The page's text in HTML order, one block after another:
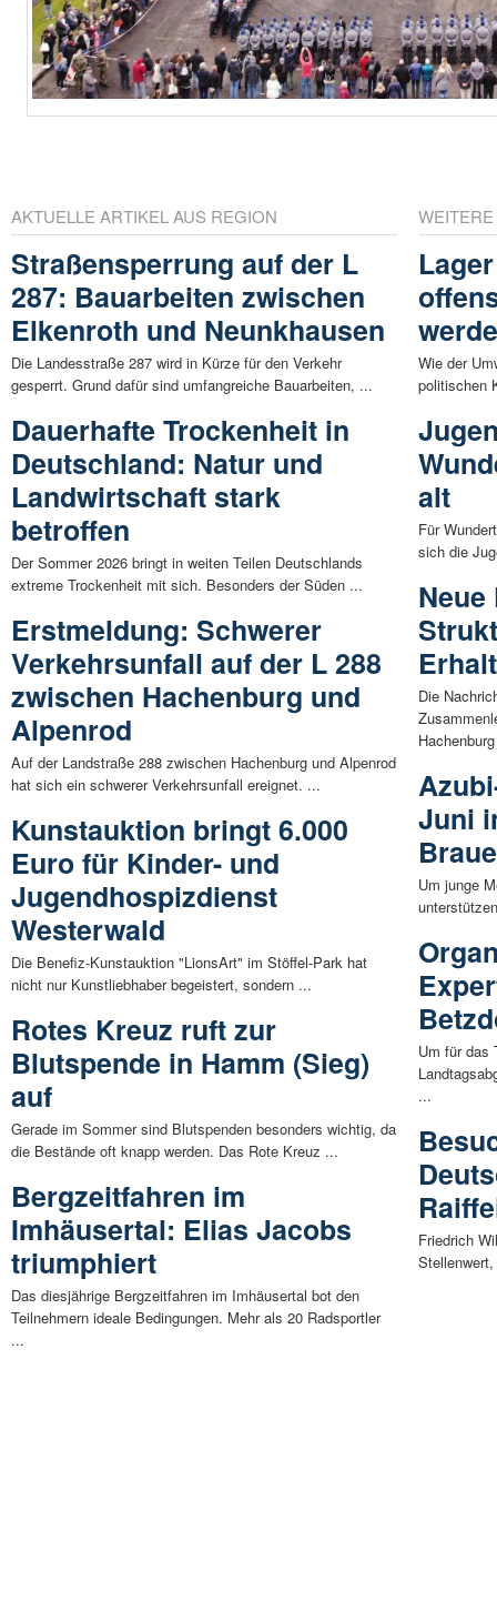
AKTUELLE ARTIKEL AUS REGION
Straßensperrung auf der L
287: Bauarbeiten zwischen
Elkenroth und Neunkhausen
Die Landesstraße 287 wird in Kürze für den Verkehr
gesperrt. Grund dafür sind umfangreiche Bauarbeiten, ...
Dauerhafte Trockenheit in
Deutschland: Natur und
Landwirtschaft stark
betroffen
Der Sommer 2026 bringt in weiten Teilen Deutschlands
extreme Trockenheit mit sich. Besonders der Süden ...
Erstmeldung: Schwerer
Verkehrsunfall auf der L 288
zwischen Hachenburg und
Alpenrod
Auf der Landstraße 288 zwischen Hachenburg und Alpenrod
hat sich ein schwerer Verkehrsunfall ereignet. ...
Kunstauktion bringt 6.000
Euro für Kinder- und
Jugendhospizdienst
Westerwald
Die Benefiz-Kunstauktion "LionsArt" im Stöffel-Park hat
nicht nur Kunstliebhaber begeistert, sondern ...
Rotes Kreuz ruft zur
Blutspende in Hamm (Sieg)
auf
Gerade im Sommer sind Blutspenden besonders wichtig, da
die Bestände oft knapp werden. Das Rote Kreuz ...
Bergzeitfahren im
Imhäusertal: Elias Jacobs
triumphiert
Das diesjährige Bergzeitfahren im Imhäusertal bot den
Teilnehmern ideale Bedingungen. Mehr als 20 Radsportler
...
Wie der
politischen
alt
Für
sich die
Die
Juni
Um junge
Um für das
...
Friedrich